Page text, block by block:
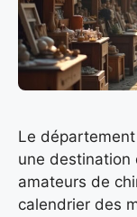
Le
une destination
amateurs de
calendrier des